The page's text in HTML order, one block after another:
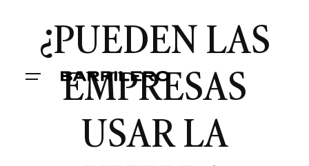
¿PUEDEN LAS
EMPRESAS
USAR LA